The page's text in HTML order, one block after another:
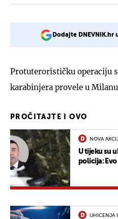
Dodajte
Protuterorističku operaciju
karabinjera provele u
PROČITAJTE I OVO
NOVA
U tijeku su
policija:
UHIĆENJA I